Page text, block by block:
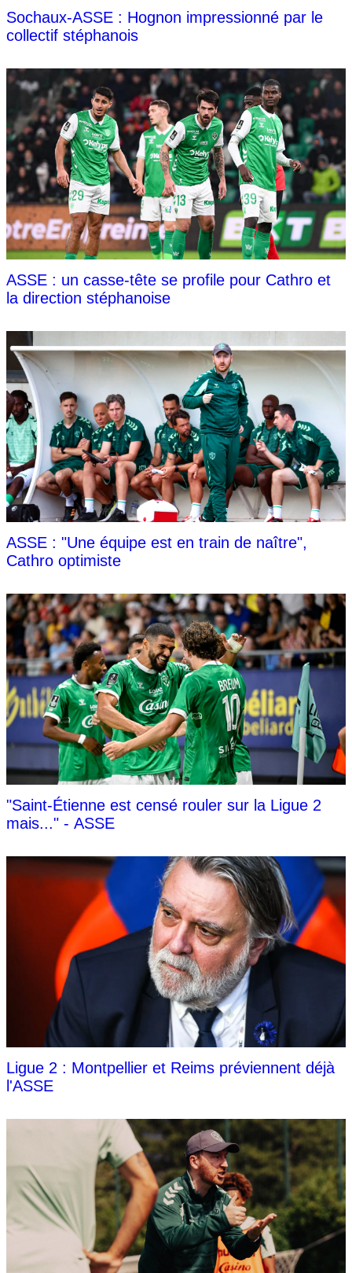
Sochaux-ASSE : Hognon impressionné par le
collectif stéphanois
ASSE : un casse-tête se profile pour Cathro et
la direction stéphanoise
ASSE : "Une équipe est en train de naître",
Cathro optimiste
"Saint-Étienne est censé rouler sur la Ligue 2
mais..." - ASSE
Ligue 2 : Montpellier et Reims préviennent déjà
l'ASSE